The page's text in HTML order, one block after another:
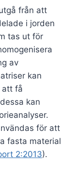
från att
i jorden
tas ut för
av
kan
att få
kan
för att
fasta material
2:2013).